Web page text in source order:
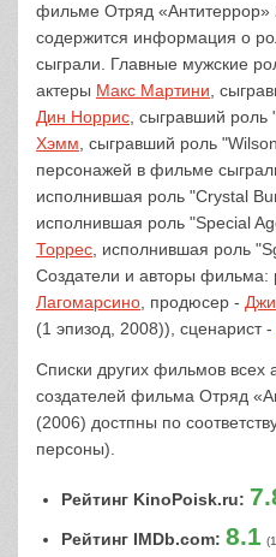
фильме Отряд «Антитеррор»
содержится информация о
сыграли. Главные мужские
актеры Макс Мартини ,
Дин Норрис , сыгравший
Хэмм , сыгравший роль
персонажей в фильме
исполнившая роль "Crystal
исполнившая роль "Special
Торрес , исполнившая роль
Создатели и авторы фильма:
Лагомарсино , продюсер -
(1 эпизод, 2008)), сценарист -
Списки других фильмов всех
создателей фильма Отряд
(2006) достпны по
персоны).
Рейтинг KinoPoisk.ru:
Рейтинг IMDb.com: 8.1